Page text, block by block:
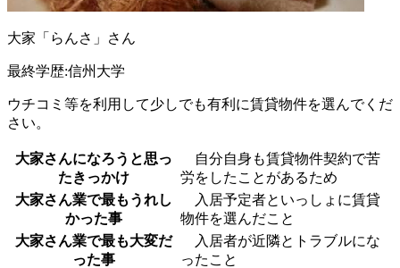
大家「らんさ」さん
最終学歴:信州大学
ウチコミ等を利用して少しでも有利に賃貸物件を選んでくだ
さい。
大家さんになろうと思っ
たきっかけ
自分自身も賃貸物件契約で苦
労をしたことがあるため
大家さん業で最もうれし
かった事
入居予定者といっしょに賃貸
物件を選んだこと
大家さん業で最も大変だ
った事
入居者が近隣とトラブルにな
ったこと